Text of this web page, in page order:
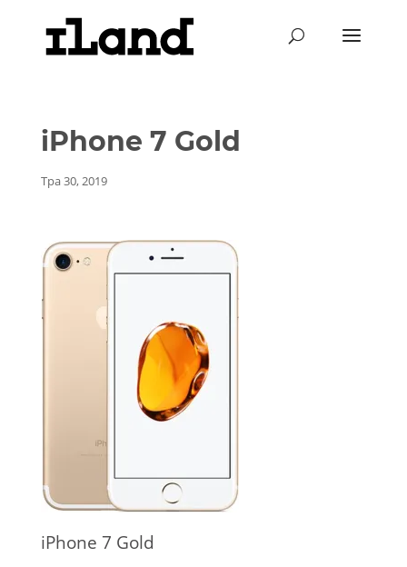
iPhone 7 Gold
Тра 30, 2019
iPhone 7 Gold